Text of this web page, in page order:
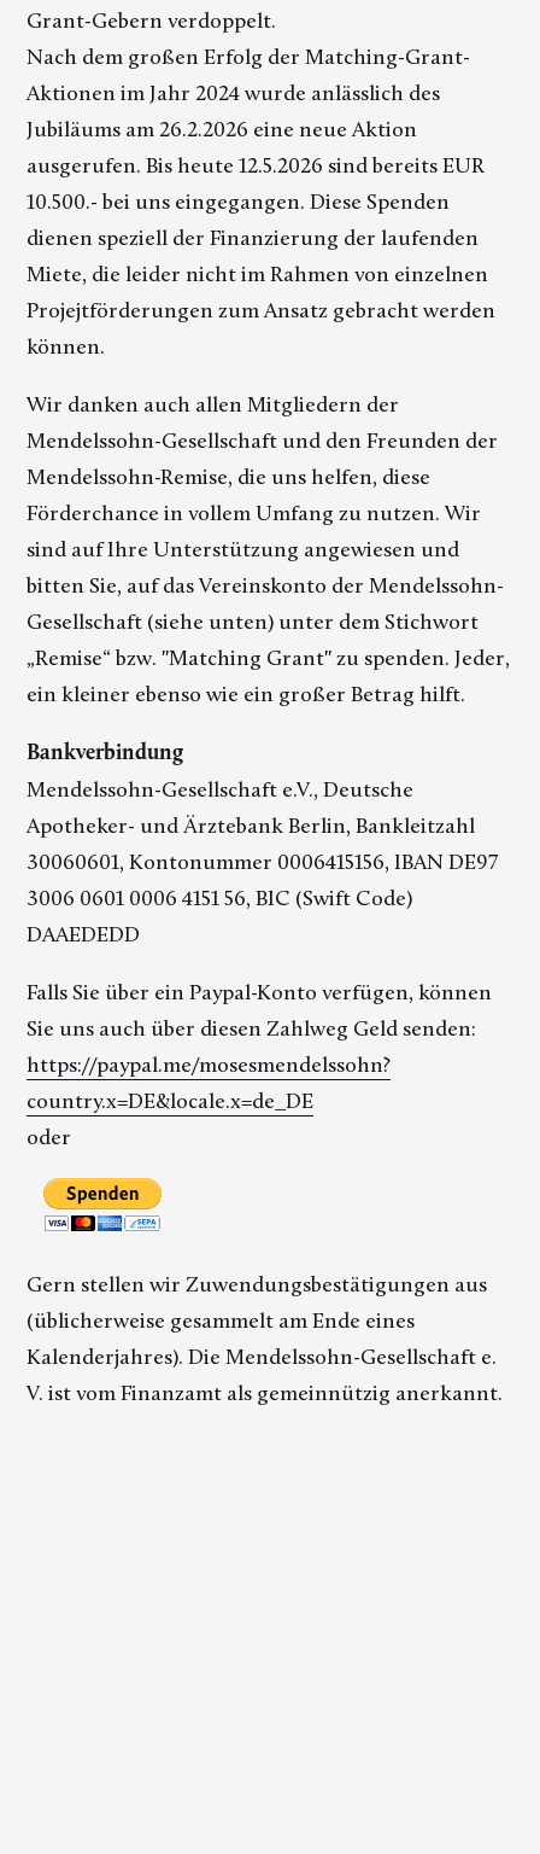
Grant-Gebern verdoppelt.
Nach dem großen Erfolg der Matching-Grant-
Aktionen im Jahr 2024 wurde anlässlich des
Jubiläums am 26.2.2026 eine neue Aktion
ausgerufen. Bis heute 12.5.2026 sind bereits EUR
10.500.- bei uns eingegangen. Diese Spenden
dienen speziell der Finanzierung der laufenden
Miete, die leider nicht im Rahmen von einzelnen
Projejtförderungen zum Ansatz gebracht werden
können.
Wir danken auch allen Mitgliedern der
Mendelssohn-Gesellschaft und den Freunden der
Mendelssohn-Remise, die uns helfen, diese
Förderchance in vollem Umfang zu nutzen. Wir
sind auf Ihre Unterstützung angewiesen und
bitten Sie, auf das Vereinskonto der Mendelssohn-
Gesellschaft (siehe unten) unter dem Stichwort
„Remise“ bzw. "Matching Grant" zu spenden. Jeder,
ein kleiner ebenso wie ein großer Betrag hilft.
Bankverbindung
Mendelssohn-Gesellschaft e.V., Deutsche
Apotheker- und Ärztebank Berlin, Bankleitzahl
30060601, Kontonummer 0006415156, IBAN DE97
3006 0601 0006 4151 56, BIC (Swift Code)
DAAEDEDD
Falls Sie über ein Paypal-Konto verfügen, können
Sie uns auch über diesen Zahlweg Geld senden:
https://paypal.me/mosesmendelssohn?
country.x=DE&locale.x=de_DE
oder
Gern stellen wir Zuwendungsbestätigungen aus
(üblicherweise gesammelt am Ende eines
Kalenderjahres). Die Mendelssohn-Gesellschaft e.
V. ist vom Finanzamt als gemeinnützig anerkannt.